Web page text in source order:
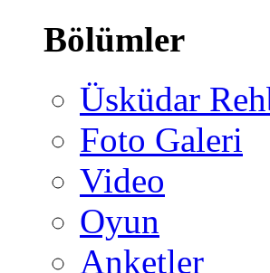
Bölümler
Üsküdar
Foto Galeri
Video
Oyun
Anketler